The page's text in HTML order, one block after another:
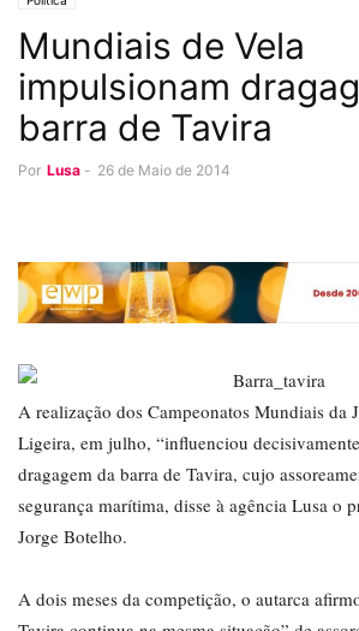
Mundiais de Vela
impulsionam
barra de Tavira
Por Lusa - 26 de Maio de 2014
A realização dos Campeonatos Mundiais da
Ligeira, em julho, “influenciou
dragagem da barra de Tavira, cujo
segurança marítima, disse à agência Lusa o
Jorge Botelho.
A dois meses da competição, o autarca